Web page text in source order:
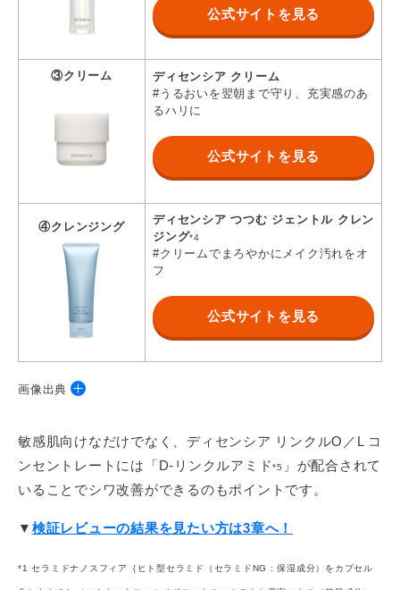
公式サイトを見る
③クリーム
ディセンシア クリーム
#うるおいを翌朝まで守り、充実感のあ
るハリに
公式サイトを見る
④クレンジング
ディセンシア つつむ ジェントル クレン
ジング*4
#クリームでまろやかにメイク汚れをオ
フ
公式サイトを見る
画像出典
ディセンシア ローション
ディセンシア リンクルO／L コンセントレート
ディセンシア クリーム
敏感肌向けなだけでなく、ディセンシア リンクルO／L コ
ンセントレートには「D-リンクルアミド*5
」が配合されて
いることでシワ改善ができるのもポイントです。
▼ 検証レビューの結果を見たい方は3章へ！
*1 セラミドナノスフィア｛ヒト型セラミド（セラミドNG : 保湿成分）をカプセル